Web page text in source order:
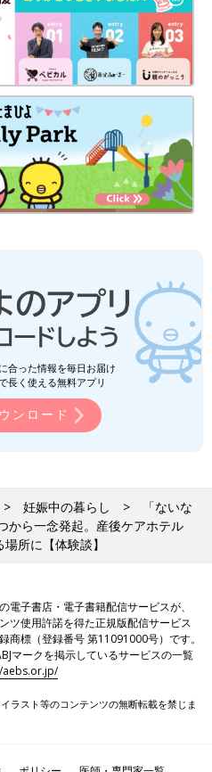
、ポロポロと不安や悩みが出てく
間は大切にしましたし、今後も
ている方は？
っしゃるんですけど、2人目が
き が始まって、ママはゆっくり睡
いらっしゃったんです。
ね。上の子はパパとママを独り
そうで、それから夜泣きをしな
にも、パパや両親、友人からプ
幌に里帰りしたけれど両親の負担
て、さまざまです。
テルを“ぜいたく”ではなく利用
の心のよりどころ、そして赤ち
とつになれたらいいなと考えて
、編集したものです。
であり、現在と異なる場合があ
が知っておきたい「ママが産
ったら」【医師監修】
ママやパパにとって、とてもうれ
。一方で、産後はとくにホルモン
心身のバランスを崩しやすくなり
合った情報を毎日お届け
長く使える無料アプリ
ンロード
妊娠中の暮らし
「ないな
から一念発起。産後ケアホテル
所に【体験談】
電子書店・電子書籍配信サービスが、
ツ使用許諾を得た正規版配信サービス
商標（登録番号 第11091000号）です。
マークを掲示しているサービスの一覧
ラスト等のコンテンツの無断転載を禁じま